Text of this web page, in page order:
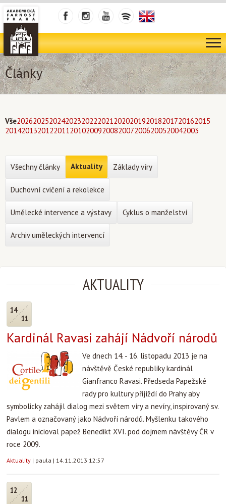
Články
Vše202620252024202320222021202020192018201720162015
201420132012201120102009200820072006200520042003
AKTUALITY
14
11
Kardinál Ravasi zahájí Nádvoří národů
Ve dnech 14. - 16. listopadu 2013 je na
návštěvě České republiky kardinál
Gianfranco Ravasi. Předseda Papežské
rady pro kultury přijíždí do Prahy aby
symbolicky zahájil dialog mezi světem víry a nevíry, inspirovaný sv.
Pavlem a označovaný jako Nádvoří národů. Myšlenku takového
dialogu inicioval papež Benedikt XVI. pod dojmem návštěvy ČR v
roce 2009.
Aktuality | paula | 14.11.2013 12:57
12
11
Všechny články Aktuality Základy víry
Duchovní cvičení a rekolekce
Umělecké intervence a výstavy Cyklus o manželství
Archiv uměleckých intervencí